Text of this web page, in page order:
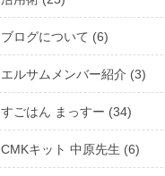
ブログについて (6)
エルサムメンバー紹介 (3)
すごはん まっすー (34)
CMKキット 中原先生 (6)